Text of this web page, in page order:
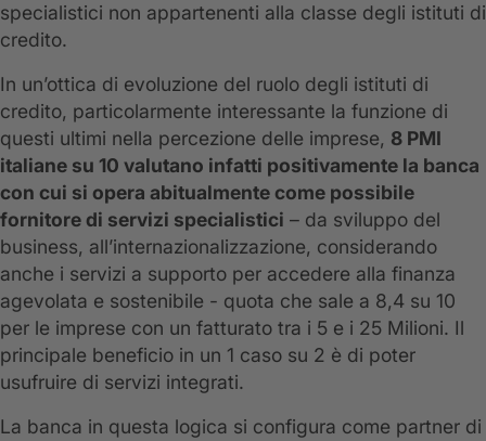
specialistici non appartenenti alla classe degli istituti di
credito.
In un’ottica di evoluzione del ruolo degli istituti di
credito, particolarmente interessante la funzione di
questi ultimi nella percezione delle imprese, 8 PMI
italiane su 10 valutano infatti positivamente la banca
con cui si opera abitualmente come possibile
fornitore di servizi specialistici – da sviluppo del
business, all’internazionalizzazione, considerando
anche i servizi a supporto per accedere alla finanza
agevolata e sostenibile - quota che sale a 8,4 su 10
per le imprese con un fatturato tra i 5 e i 25 Milioni. Il
principale beneficio in un 1 caso su 2 è di poter
usufruire di servizi integrati.
La banca in questa logica si configura come partner di